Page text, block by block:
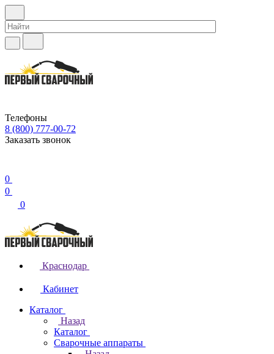
Телефоны
8 (800) 777-00-72
Заказать звонок
0
0
0
Краснодар
Кабинет
Каталог
Назад
Каталог
Сварочные аппараты